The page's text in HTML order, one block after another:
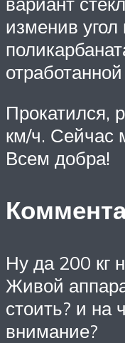
изменив угол
Прокатился,
км/ч. Сейчас
Всем добра!
Ну да 200 кг
Живой
стоить? и на
внимание?